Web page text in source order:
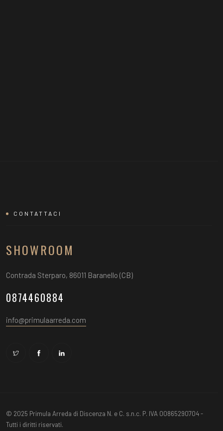
CONTATTACI
SHOWROOM
Contrada Sterparo, 86011 Baranello (CB)
0874460884
info@primulaarreda.com
© 2025 Primula Arreda di Discenza N. e C. s.n.c. P. IVA 00865290704 -
Tutti i diritti riservati.